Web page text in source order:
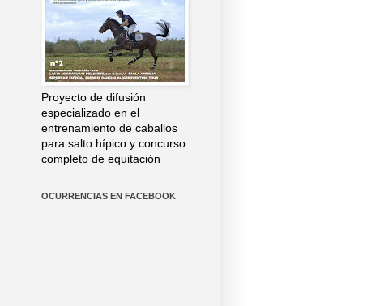
Proyecto de difusión
especializado en el
entrenamiento de caballos
para salto hípico y concurso
completo de equitación
OCURRENCIAS EN FACEBOOK